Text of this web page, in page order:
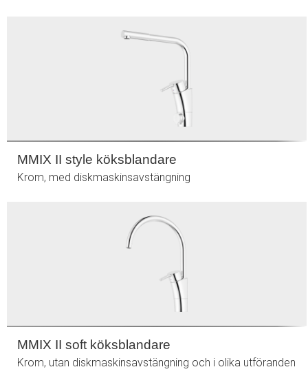
MMIX II style köksblandare
Krom, med diskmaskinsavstängning
MMIX II soft köksblandare
Krom, utan diskmaskinsavstängning och i olika utföranden